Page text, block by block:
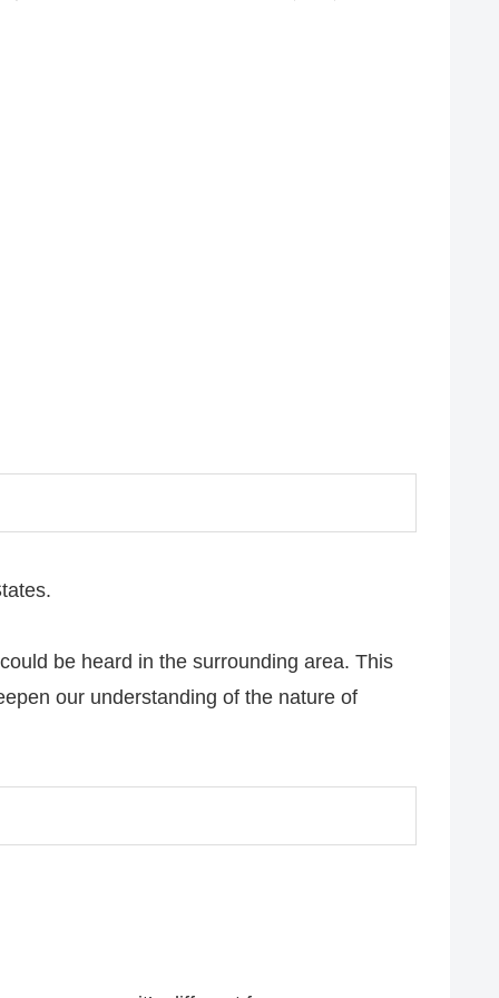
be heard in the surrounding area. This
our understanding of the nature of